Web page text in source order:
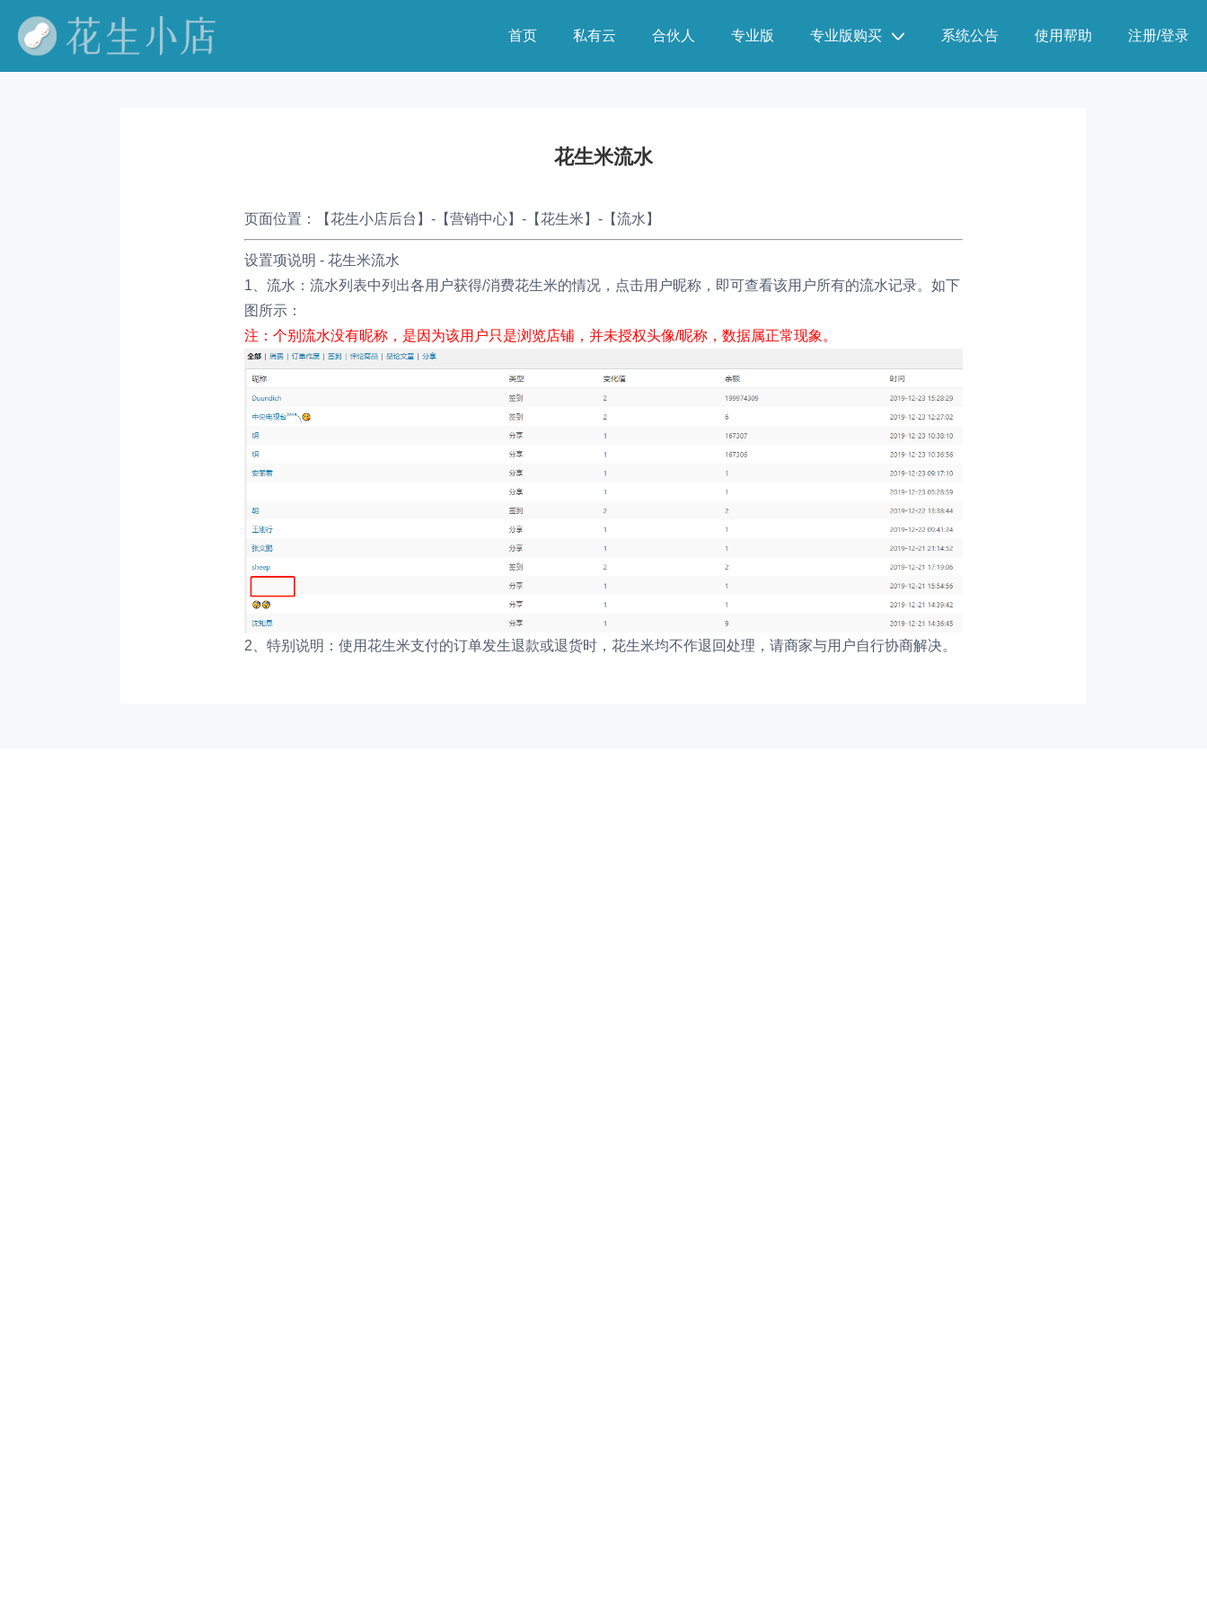
首页 私有云 合伙人 专业版 专业版购买 系统公告 使用帮助 注册/登录
花生米流水
页面位置： 【花生小店后台】-【营销中心】-【花生米】-【流水】
设置项说明 - 花生米流水
1、流水： 流水列表中列出各用户获得/消费花生米的情况，点击用户昵称，即可查看该用户所有的流水记录。如下
图所示：
注：个别流水没有昵称，是因为该用户只是浏览店铺，并未授权头像/昵称，数据属正常现象。
2、特别说明： 使用花生米支付的订单发生退款或退货时，花生米均不作退回处理，请商家与用户自行协商解决。